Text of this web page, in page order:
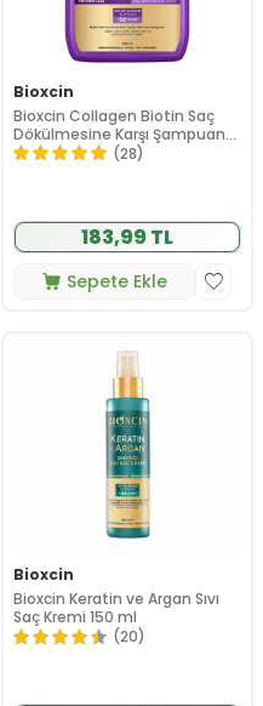
Bioxcin
Bioxcin Collagen Biotin Saç
Dökülmesine Karşı Şampuan
300 ml
(28)
183,99 TL
Sepete Ekle
Bioxcin
Bioxcin Keratin ve Argan Sıvı
Saç Kremi 150 ml
(20)